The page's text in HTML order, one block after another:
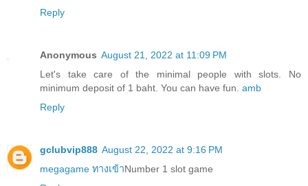
Reply
Anonymous August 21, 2022 at 11:09 PM
Let's take care of the minimal people with slots. No
minimum deposit of 1 baht. You can have fun. amb
Reply
gclubvip888 August 22, 2022 at 9:16 PM
megagame ทางเข้าNumber 1 slot game